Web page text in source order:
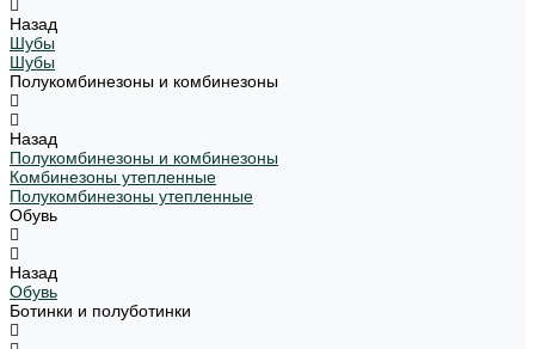
Назад
Шубы
Шубы
Полукомбинезоны и комбинезоны
Назад
Полукомбинезоны и комбинезоны
Комбинезоны утепленные
Полукомбинезоны утепленные
Обувь
Назад
Обувь
Ботинки и полуботинки